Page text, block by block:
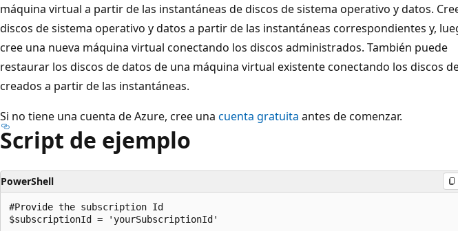
máquina virtual a partir de las instantáneas de discos de sistema operativo y datos.
discos de sistema operativo y datos a partir de las instantáneas correspondientes y,
cree una nueva máquina virtual conectando los discos administrados. También puede
restaurar los discos de datos de una máquina virtual existente conectando los discos
creados a partir de las instantáneas.
Si no tiene una cuenta de Azure, cree una cuenta gratuita antes de comenzar.
Script de ejemplo
PowerShell
#Provide the subscription Id
$subscriptionId = 'yourSubscriptionId'